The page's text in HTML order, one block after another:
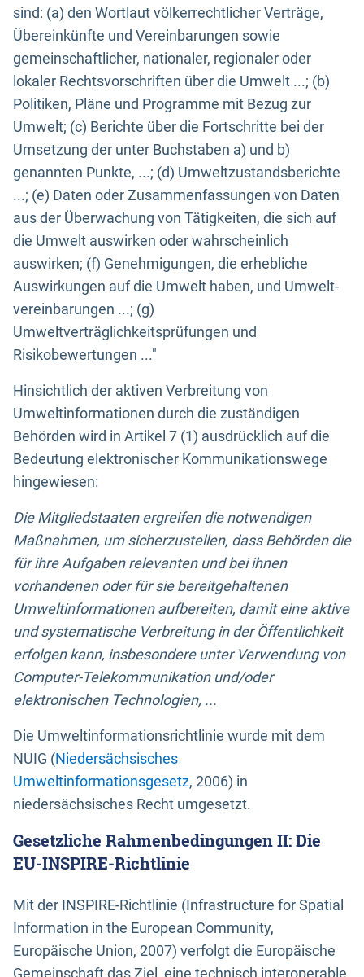
sind: (a) den Wortlaut völkerrechtlicher Verträge,
Übereinkünfte und Vereinbarungen sowie
gemeinschaftlicher, nationaler, regionaler oder
lokaler Rechtsvorschriften über die Umwelt ...; (b)
Politiken, Pläne und Programme mit Bezug zur
Umwelt; (c) Berichte über die Fortschritte bei der
Umsetzung der unter Buchstaben a) und b)
genannten Punkte, ...; (d) Umweltzustandsberichte
...; (e) Daten oder Zusammenfassungen von Daten
aus der Überwachung von Tätigkeiten, die sich auf
die Umwelt auswirken oder wahrscheinlich
auswirken; (f) Genehmigungen, die erhebliche
Auswirkungen auf die Umwelt haben, und Umwelt-
vereinbarungen ...; (g)
Umweltverträglichkeitsprüfungen und
Risikobewertungen ..."
Hinsichtlich der aktiven Verbreitung von
Umweltinformationen durch die zuständigen
Behörden wird in Artikel 7 (1) ausdrücklich auf die
Bedeutung elektronischer Kommunikationswege
hingewiesen:
Die Mitgliedstaaten ergreifen die notwendigen
Maßnahmen, um sicherzustellen, dass Behörden die
für ihre Aufgaben relevanten und bei ihnen
vorhandenen oder für sie bereitgehaltenen
Umweltinformationen aufbereiten, damit eine aktive
und systematische Verbreitung in der Öffentlichkeit
erfolgen kann, insbesondere unter Verwendung von
Computer-Telekommunikation und/oder
elektronischen Technologien, ...
Die Umweltinformationsrichtlinie wurde mit dem
NUIG (Niedersächsisches
Umweltinformationsgesetz, 2006) in
niedersächsisches Recht umgesetzt.
Gesetzliche Rahmenbedingungen II: Die
EU-INSPIRE-Richtlinie
Mit der INSPIRE-Richtlinie (Infrastructure for Spatial
Information in the European Community,
Europäische Union, 2007) verfolgt die Europäische
Gemeinschaft das Ziel, eine technisch interoperable